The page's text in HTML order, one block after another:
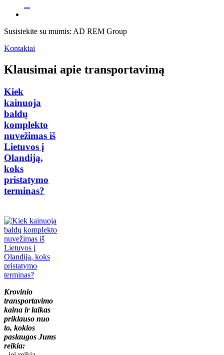
...
Susisiekite su mumis: AD REM Group
Kontaktai
Klausimai apie transportavimą
Kiek
kainuoja
baldų
komplekto
nuvežimas iš
Lietuvos į
Olandiją,
koks
pristatymo
terminas?
Krovinio
transportavimo
kaina ir laikas
priklauso nuo
to, kokios
paslaugos Jums
reikia: